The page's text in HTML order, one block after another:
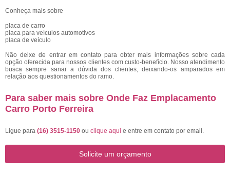
Conheça mais sobre
placa de carro
placa para veículos automotivos
placa de veículo
Não deixe de entrar em contato para obter mais informações sobre cada
opção oferecida para nossos clientes com custo-benefício. Nosso atendimento
busca sempre sanar a dúvida dos clientes, deixando-os amparados em
relação aos questionamentos do ramo.
Para saber mais sobre Onde Faz Emplacamento
Carro Porto Ferreira
Ligue para (16) 3515-1150 ou clique aqui e entre em contato por email.
Solicite um orçamento